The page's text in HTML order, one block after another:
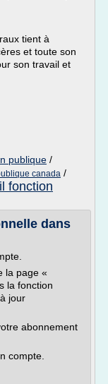
tient à
et toute son
son travail et
publique /
canada /
fonction
dans
la page «
la fonction
jour
abonnement
compte.